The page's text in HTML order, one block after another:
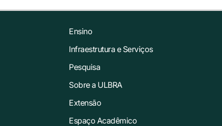
Ensino
Infraestrutura e Serviços
Pesquisa
Sobre a ULBRA
Extensão
Espaço Acadêmico